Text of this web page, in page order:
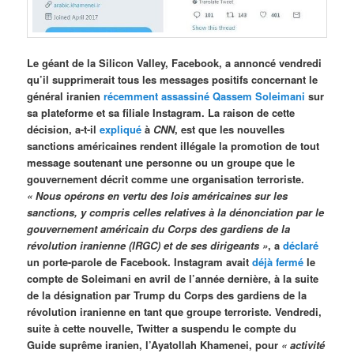
Le géant de la Silicon Valley, Facebook, a annoncé vendredi
qu’il supprimerait tous les messages positifs concernant le
général iranienrécemment assassiné Qassem Soleimani sur
sa plateforme et sa filiale Instagram. La raison de cette
décision, a-t-ilexpliqué à CNN, est que les nouvelles
sanctions américaines rendent illégale la promotion de tout
message soutenant une personne ou un groupe que le
gouvernement décrit comme une organisation terroriste.
« Nous opérons en vertu des lois américaines sur les
sanctions, y compris celles relatives à la dénonciation par le
gouvernement américain du Corps des gardiens de la
révolution iranienne (IRGC) et de ses dirigeants », adéclaré
un porte-parole de Facebook. Instagram avaitdéjà fermé le
compte de Soleimani en avril de l’année dernière, à la suite
de la désignation par Trump du Corps des gardiens de la
révolution iranienne en tant que groupe terroriste. Vendredi,
suite à cette nouvelle, Twitter a suspendu le compte du
Guide suprême iranien, l’Ayatollah Khamenei, pour « activité